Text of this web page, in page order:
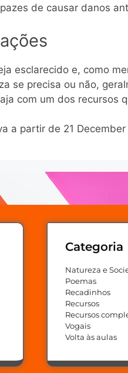
de causar danos
esclarecido e, como
se precisa ou não,
com um dos recursos
a partir de 21 December
Categoria
Natureza e
Poemas
Recadinhos
Recursos
Recursos
Vogais
Volta às aulas